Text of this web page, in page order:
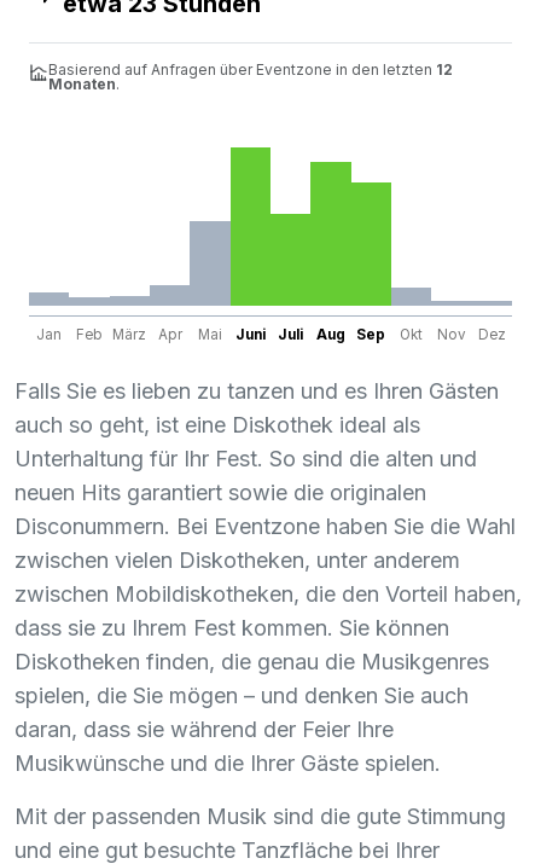
Basierend auf Anfragen über Eventzone in den letzten 12
Monaten.
Jan Feb März Apr Mai Juni Juli Aug Sep Okt Nov Dez
Falls Sie es lieben zu tanzen und es Ihren Gästen
auch so geht, ist eine Diskothek ideal als
Unterhaltung für Ihr Fest. So sind die alten und
neuen Hits garantiert sowie die originalen
Disconummern. Bei Eventzone haben Sie die Wahl
zwischen vielen Diskotheken, unter anderem
zwischen Mobildiskotheken, die den Vorteil haben,
dass sie zu Ihrem Fest kommen. Sie können
Diskotheken finden, die genau die Musikgenres
spielen, die Sie mögen – und denken Sie auch
daran, dass sie während der Feier Ihre
Musikwünsche und die Ihrer Gäste spielen.
Mit der passenden Musik sind die gute Stimmung
und eine gut besuchte Tanzfläche bei Ihrer